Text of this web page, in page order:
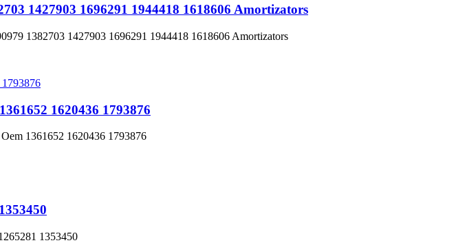
1427903 1696291 1944418 1618606 Amortizators
1382703 1427903 1696291 1944418 1618606 Amortizators
1620436 1793876
1361652 1620436 1793876
1353450